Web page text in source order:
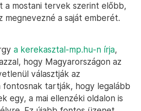
a mostani tervek szerint előbb,
megnevezné a saját emberét.
a kerekasztal-mp.hu-n írja,
hogy Magyarországon az
választják az
fontosnak tartják, hogy legalább
egy, a mai ellenzéki oldalon is